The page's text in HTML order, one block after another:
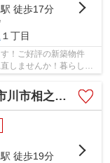
徒歩17分
１丁目
！ご好評の新築物件
しませんか！暮らしの
川 中古戸建て
徒歩19分